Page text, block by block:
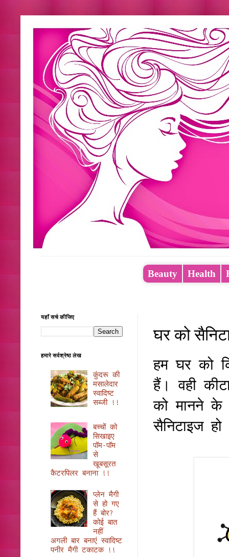
Beauty Health
घर को
हम घर को
हैं। वही
को मानने के
सैनिटाइज
यहाँ सर्च कीजिए
हमारे सर्वश्रेष्ठ लेख
कुंदरू की
मसालेदार
स्वादिष्ट
सब्जी !!
बच्चों को
सिखाइए
पॉम-पॉम
से
खूबसूरत
कैटरपिलर बनाना !!
प्लेन मैगी
से हो गए
हैं बोर?
कोई बात
नहीं
अगली बार बनाएं स्वादिष्ट
पनीर मैगी टकाटक !!